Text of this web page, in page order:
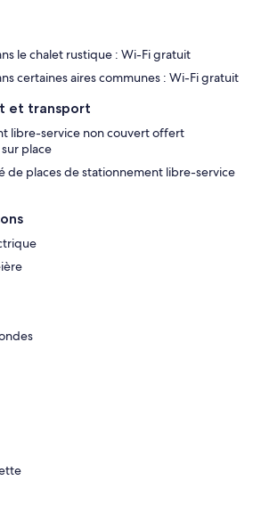
le chalet rustique : Wi-Fi gratuit
certaines aires communes : Wi-Fi gratuit
et transport
libre-service non couvert offert
place
de places de stationnement libre-service